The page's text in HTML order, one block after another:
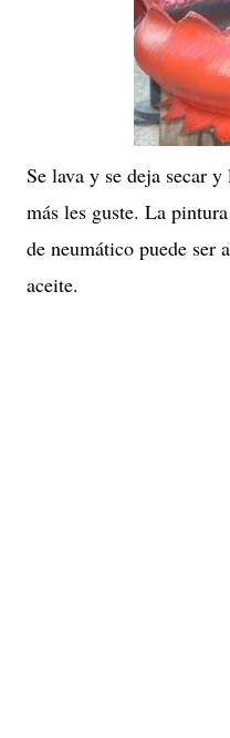
Se lava y se deja secar
más les guste. La
de neumático puede ser
aceite.